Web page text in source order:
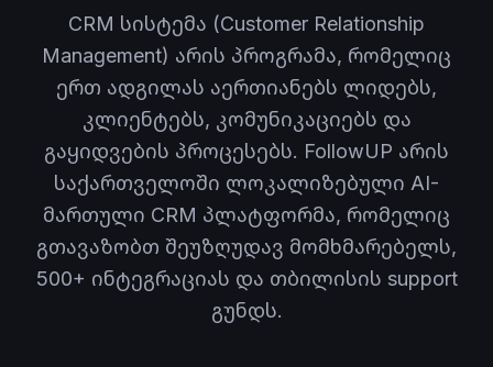
CRM სისტემა (Customer Relationship
Management) არის პროგრამა, რომელიც
ერთ ადგილას აერთიანებს ლიდებს,
კლიენტებს, კომუნიკაციებს და
გაყიდვების პროცესებს. FollowUP არის
საქართველოში ლოკალიზებული AI-
მართული CRM პლატფორმა, რომელიც
გთავაზობთ შეუზღუდავ მომხმარებელს,
500+ ინტეგრაციას და თბილისის support
გუნდს.